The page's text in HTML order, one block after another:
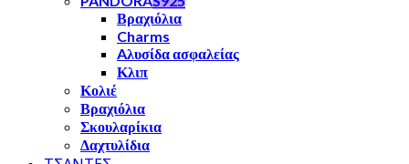
Βραχιόλια
Charms
Aλυσίδα ασφαλείας
Κλιπ
Κολιέ
Βραχιόλια
Σκουλαρίκια
Δαχτυλίδια